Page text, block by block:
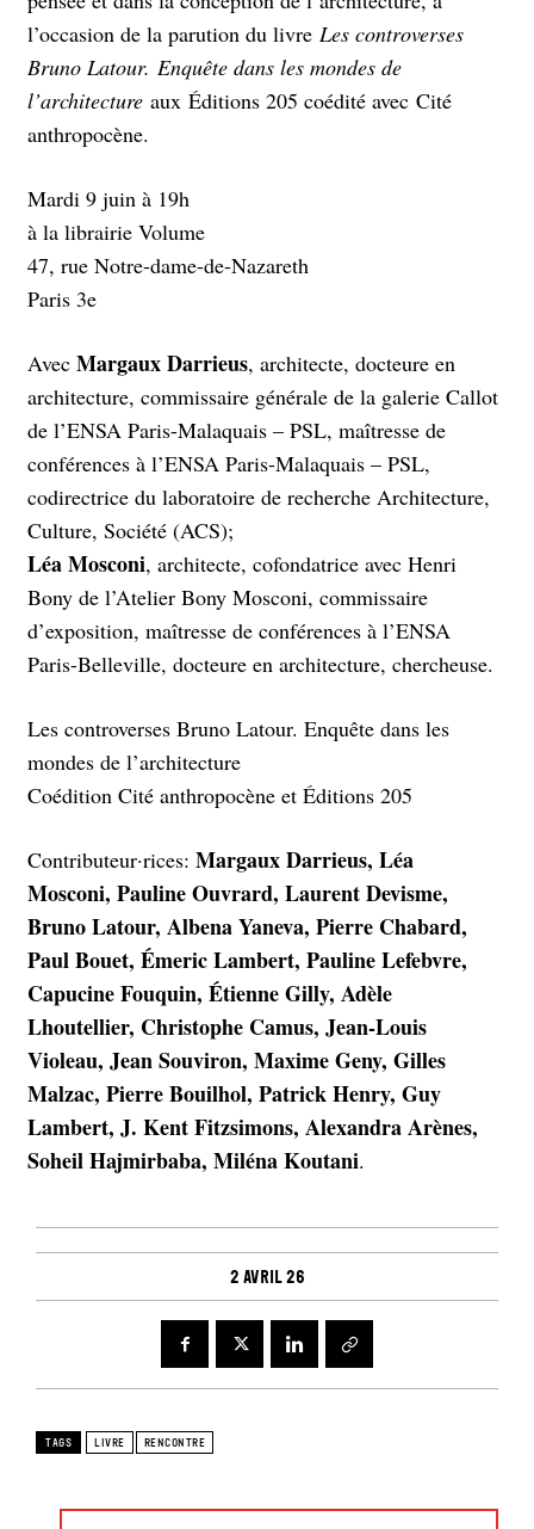
l’occasion de la parution du livre Les controverses
Bruno Latour. Enquête dans les mondes de
l’architecture aux Éditions 205 coédité avec Cité
anthropocène.
Mardi 9 juin à 19h
à la librairie Volume
47, rue Notre-dame-de-Nazareth
Paris 3e⁠
Avec Margaux Darrieus, architecte, docteure en
architecture, commissaire générale de la galerie Callot
de l’ENSA Paris-Malaquais – PSL, maîtresse de
conférences à l’ENSA Paris-Malaquais – PSL,
codirectrice du laboratoire de recherche Architecture,
Culture, Société (ACS);
Léa Mosconi, architecte, cofondatrice avec Henri
Bony de l’Atelier Bony Mosconi, commissaire
d’exposition, maîtresse de conférences à l’ENSA
Paris-Belleville, docteure en architecture, chercheuse.
Les controverses Bruno Latour. Enquête dans les
mondes de l’architecture
Coédition Cité anthropocène et Éditions 205
Contributeur·rices: Margaux Darrieus, Léa
Mosconi, Pauline Ouvrard, Laurent Devisme,
Bruno Latour, Albena Yaneva, Pierre Chabard,
Paul Bouet, Émeric Lambert, Pauline Lefebvre,
Capucine Fouquin, Étienne Gilly, Adèle
Lhoutellier, Christophe Camus, Jean-Louis
Violeau, Jean Souviron, Maxime Geny, Gilles
Malzac, Pierre Bouilhol, Patrick Henry, Guy
Lambert, J. Kent Fitzsimons, Alexandra Arènes,
Soheil Hajmirbaba, Miléna Koutani.
2 avril 26
TAGS LIVRE RENCONTRE